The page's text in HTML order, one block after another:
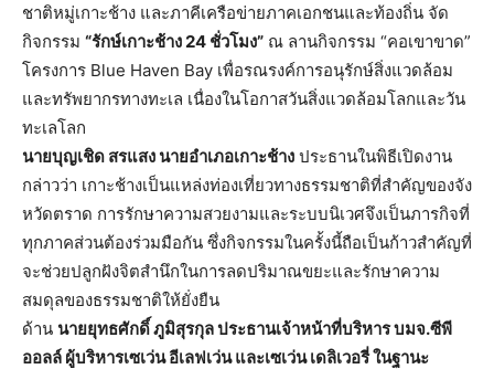
ชาติหมู่เกาะช้าง และภาคีเครือข่ายภาคเอกชนและท้องถิ่น จัด
กิจกรรม “รักษ์เกาะช้าง 24 ชั่วโมง” ณ ลานกิจกรรม “คอเขาขาด”
โครงการ Blue Haven Bay เพื่อรณรงค์การอนุรักษ์สิ่งแวดล้อม
และทรัพยากรทางทะเล เนื่องในโอกาสวันสิ่งแวดล้อมโลกและวัน
ทะเลโลก
นายบุญเชิด สรแสง นายอำเภอเกาะช้าง ประธานในพิธีเปิดงาน
กล่าวว่า เกาะช้างเป็นแหล่งท่องเที่ยวทางธรรมชาติที่สำคัญของจัง
หวัดตราด การรักษาความสวยงามและระบบนิเวศจึงเป็นภารกิจที่
ทุกภาคส่วนต้องร่วมมือกัน ซึ่งกิจกรรมในครั้งนี้ถือเป็นก้าวสำคัญที่
จะช่วยปลูกฝังจิตสำนึกในการลดปริมาณขยะและรักษาความ
สมดุลของธรรมชาติให้ยั่งยืน
ด้าน นายยุทธศักดิ์ ภูมิสุรกุล ประธานเจ้าหน้าที่บริหาร บมจ.ซีพี
ออลล์ ผู้บริหารเซเว่น อีเลฟเว่น และเซเว่น เดลิเวอรี่ ในฐานะ